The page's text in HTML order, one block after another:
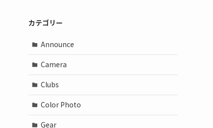
カテゴリー
Announce
Camera
Clubs
Color Photo
Gear